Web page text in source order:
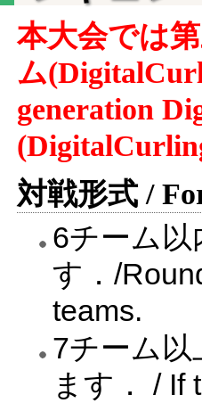
本大会では
ム
generation
対戦形式 /
6チーム
す．/
teams.
7チーム
ます． / If